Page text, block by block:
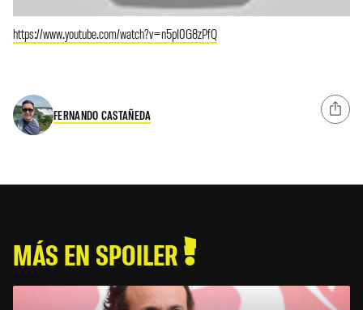
https://www.youtube.com/watch?v=n5pI0G8zPfQ
FERNANDO CASTAÑEDA
MÁS EN SPOILER